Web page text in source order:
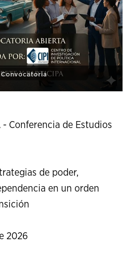
on Strategic Studies
- Conferencia de Estudios
de poder,
en un orden
2026